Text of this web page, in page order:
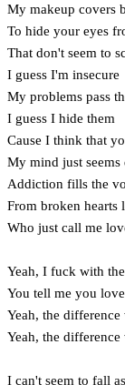
My makeup covers
To hide your eyes
That don't seem to
I guess I'm insecure
My problems pass
I guess I hide them
Cause I think that
My mind just seems
Addiction fills the
From broken hearts
Who just call me
Yeah, I fuck with
You tell me you
Yeah, the
Yeah, the
I can't seem to fall